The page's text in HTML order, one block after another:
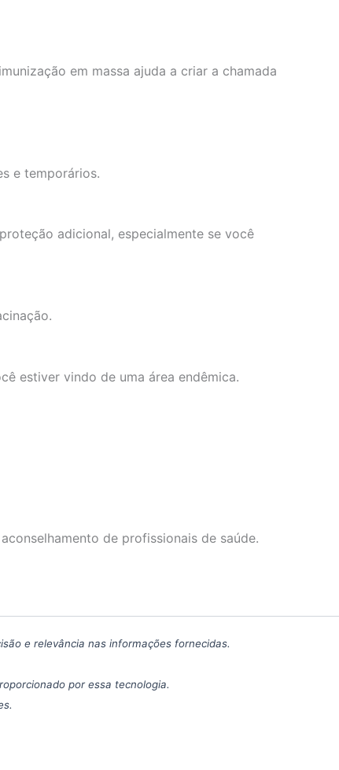
em massa ajuda a criar a chamada
e temporários.
adicional, especialmente se você
estiver vindo de uma área endêmica.
de profissionais de saúde.
e relevância nas informações fornecidas.
por essa tecnologia.